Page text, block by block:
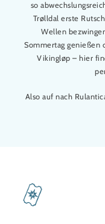
so
Trølldal erste
Wellen
Sommertag genießen
Vikingløp – hier
Also auf nach